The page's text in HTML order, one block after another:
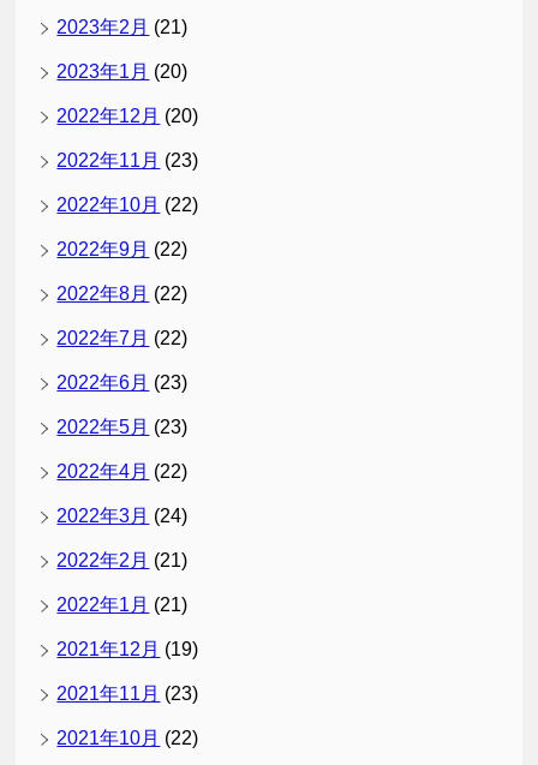
2023年2月 (21)
2023年1月 (20)
2022年12月 (20)
2022年11月 (23)
2022年10月 (22)
2022年9月 (22)
2022年8月 (22)
2022年7月 (22)
2022年6月 (23)
2022年5月 (23)
2022年4月 (22)
2022年3月 (24)
2022年2月 (21)
2022年1月 (21)
2021年12月 (19)
2021年11月 (23)
2021年10月 (22)